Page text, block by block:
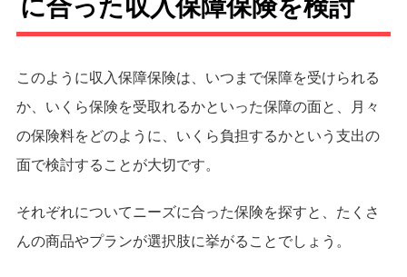
に合った収入保障保険を検討
このように収入保障保険は、いつまで保障を受けられる
か、いくら保険を受取れるかといった保障の面と、月々
の保険料をどのように、いくら負担するかという支出の
面で検討することが大切です。
それぞれについてニーズに合った保険を探すと、たくさ
んの商品やプランが選択肢に挙がることでしょう。